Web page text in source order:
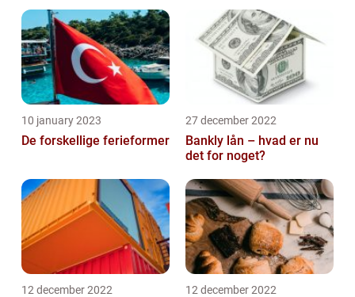
10 january 2023
De forskellige ferieformer
27 december 2022
Bankly lån – hvad er nu
det for noget?
12 december 2022 12 december 2022